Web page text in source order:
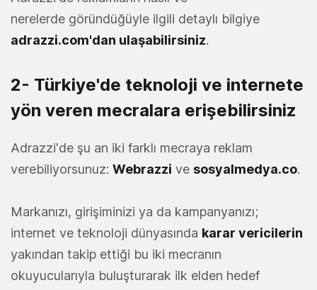
nerelerde göründüğüyle ilgili detaylı bilgiye
adrazzi.com'dan ulaşabilirsiniz.
2- Türkiye'de teknoloji ve internete
yön veren mecralara erişebilirsiniz
Adrazzi'de şu an iki farklı mecraya reklam
verebiliyorsunuz: Webrazzi ve sosyalmedya.co.
Markanızı, girişiminizi ya da kampanyanızı;
internet ve teknoloji dünyasında karar vericilerin
yakından takip ettiği bu iki mecranın
okuyucularıyla buluşturarak ilk elden hedef